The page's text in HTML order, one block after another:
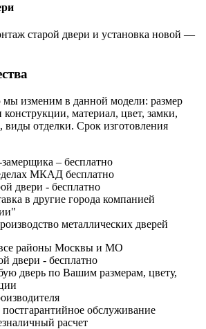
старой двери и установка новой —
изменим в данной модели: размер
материал, цвет, замки,
виды отделки. Срок изготовления
– бесплатно
МКАД бесплатно
двери - бесплатно
в другие города компанией
металлических дверей
районы Москвы и МО
двери - бесплатно
дверь по Вашим размерам, цвету,
обслуживание
расчет